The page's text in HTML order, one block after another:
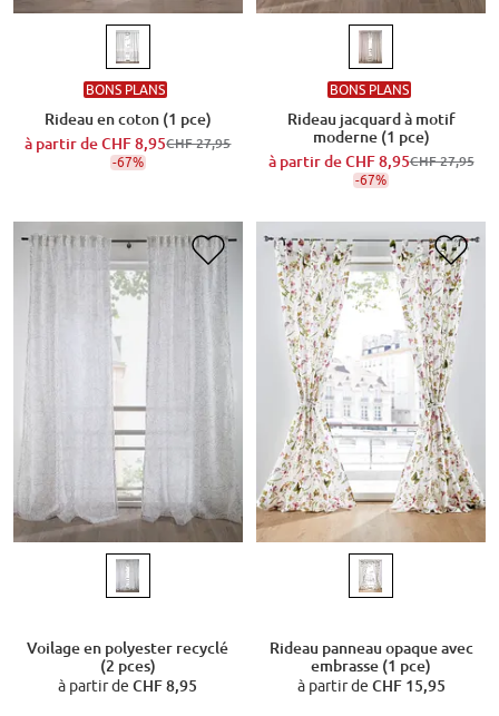
BONS PLANS
Rideau en coton (1 pce)
à partir deCHF 8,95CHF 27,95
-67%
BONS PLANS
Rideau jacquard à motif
moderne (1 pce)
à partir deCHF 8,95CHF 27,95
-67%
Voilage en polyester recyclé
(2 pces)
à partir deCHF 8,95
Rideau panneau opaque avec
embrasse (1 pce)
à partir de CHF 15,95